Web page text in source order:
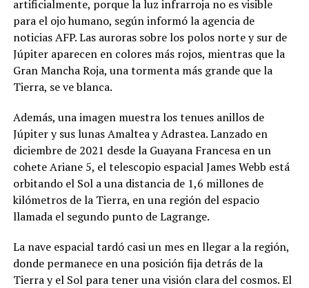
artificialmente, porque la luz infrarroja no es visible
para el ojo humano, según informó la agencia de
noticias AFP. Las auroras sobre los polos norte y sur de
Júpiter aparecen en colores más rojos, mientras que la
Gran Mancha Roja, una tormenta más grande que la
Tierra, se ve blanca.
Además, una imagen muestra los tenues anillos de
Júpiter y sus lunas Amaltea y Adrastea. Lanzado en
diciembre de 2021 desde la Guayana Francesa en un
cohete Ariane 5, el telescopio espacial James Webb está
orbitando el Sol a una distancia de 1,6 millones de
kilómetros de la Tierra, en una región del espacio
llamada el segundo punto de Lagrange.
La nave espacial tardó casi un mes en llegar a la región,
donde permanece en una posición fija detrás de la
Tierra y el Sol para tener una visión clara del cosmos. El